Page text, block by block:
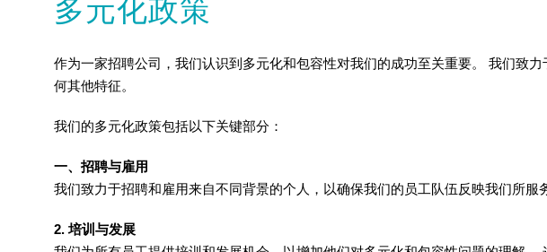
多元化政策
作为一家招聘公司，我们认识到多元化和包容性对我们的成功至关重要。 我们致
何其他特征。
我们的多元化政策包括以下关键部分：
一、招聘与雇用
我们致力于招聘和雇用来自不同背景的个人，以确保我们的员工队伍反映我们所
2. 培训与发展